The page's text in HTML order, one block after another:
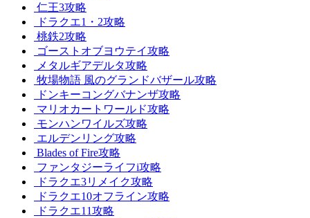
仁王3攻略
ドラクエ1・2攻略
桃鉄2攻略
ゴーストオブヨウテイ攻略
メタルギアデルタ攻略
牧場物語 風のグランドバザール攻略
ドンキーコングバナンザ攻略
マリオカートワールド攻略
モンハンワイルズ攻略
エルデンリング攻略
Blades of Fire攻略
ファンタジーライフi攻略
ドラクエ3リメイク攻略
ドラクエ10オフライン攻略
ドラクエ11攻略